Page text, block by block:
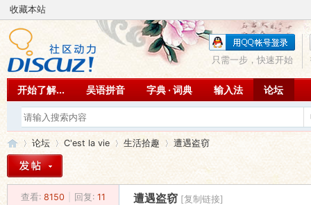
收藏本站
只需一步，快速开始
开始了解... 吴语拼音 字典 · 词典 输入法 论坛
»
论坛
›
C'est la vie 生活拾趣
›
遭遇盗窃
查看: 8150 回复: 11 遭遇盗窃 [复制链接]